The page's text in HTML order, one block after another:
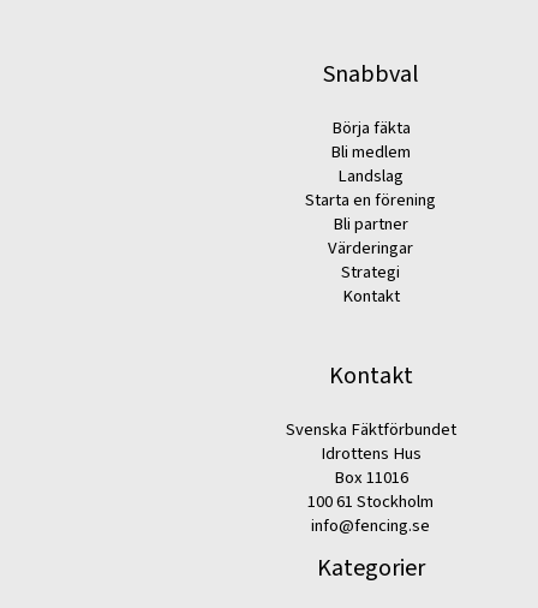
Snabbval
Börja fäkta
Bli medlem
Landslag
Starta en förening
Bli partner
Värderingar
Strategi
Kontakt
Kontakt
Svenska Fäktförbundet
Idrottens Hus
Box 11016
100 61 Stockholm
info@fencing.se
Kategorier